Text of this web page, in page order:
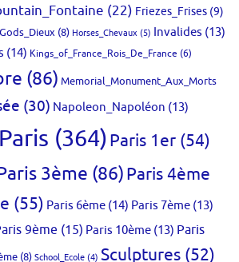
(22) Friezes_Frises (9)
Gods_Dieux (8) Horses_Chevaux (5) Invalides (13)
(14) Kings_of_France_Rois_De_France (6)
(86) Memorial_Monument_Aux_Morts
(30) Napoleon_Napoléon (13)
Paris (364)Paris 1er (54)
3ème (86)Paris 4ème
(55) Paris 6ème (14) Paris 7ème (13)
9ème (15) Paris 10ème (13) Paris
(8) School_Ecole (4) Sculptures (52)